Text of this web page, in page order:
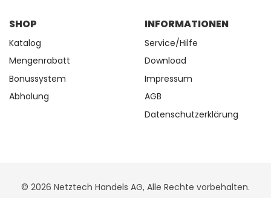
SHOP
Katalog
Mengenrabatt
Bonussystem
Abholung
INFORMATIONEN
Service/Hilfe
Download
Impressum
AGB
Datenschutzerklärung
© 2026 Netztech Handels AG, Alle Rechte vorbehalten.